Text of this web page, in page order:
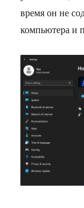
время он не
компьютера и